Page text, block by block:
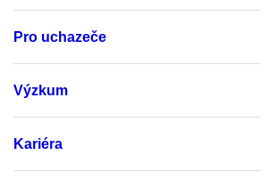
Pro uchazeče
Výzkum
Kariéra